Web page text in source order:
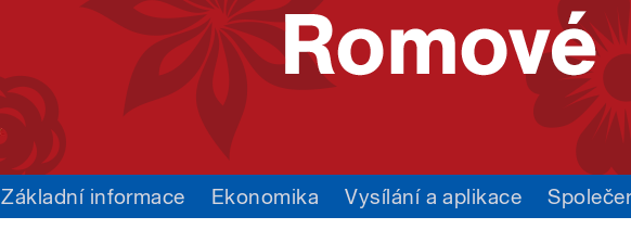
Základní informace Ekonomika Vysílání a aplikace